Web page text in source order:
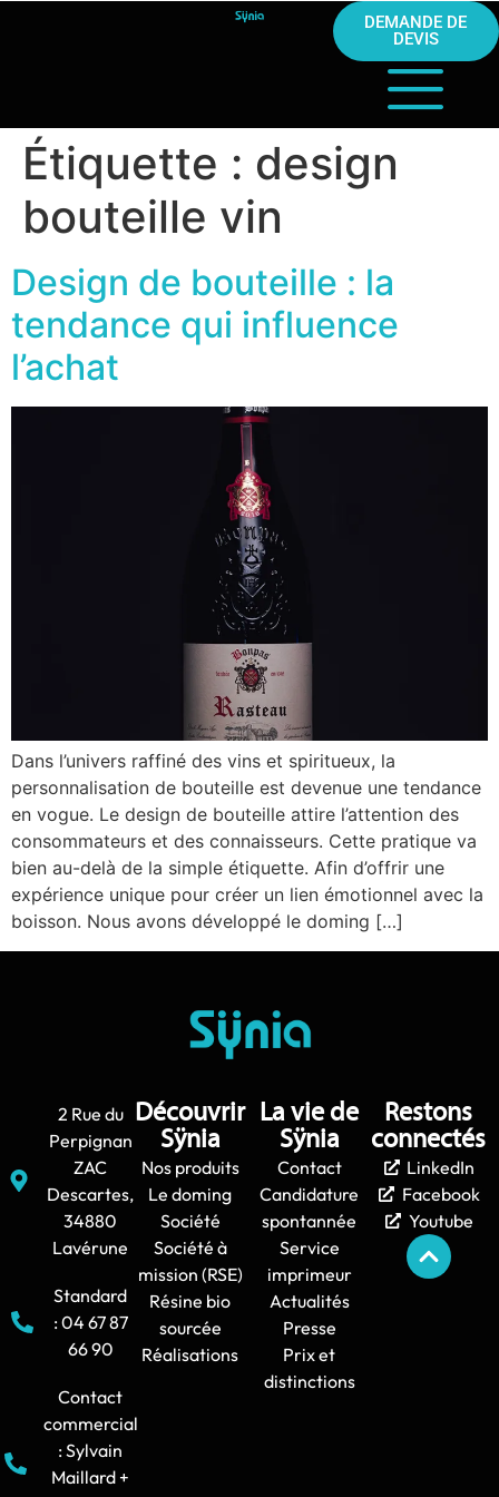
DEMANDE DE
DEVIS
Étiquette : design
bouteille vin
Design de bouteille : la
tendance qui influence
l’achat
Dans l’univers raffiné des vins et spiritueux, la
personnalisation de bouteille est devenue une tendance
en vogue. Le design de bouteille attire l’attention des
consommateurs et des connaisseurs. Cette pratique va
bien au-delà de la simple étiquette. Afin d’offrir une
expérience unique pour créer un lien émotionnel avec la
boisson. Nous avons développé le doming […]
2 Rue du
Perpignan
ZAC
Descartes,
34880
Lavérune
Standard
: 04 67 87
66 90
Contact
commercial
: Sylvain
Maillard +
Découvrir
Sÿnia
Nos produits
Le doming
Société
Société à
mission (RSE)
Résine bio
sourcée
Réalisations
La vie de
Sÿnia
Contact
Candidature
spontannée
Service
imprimeur
Actualités
Presse
Prix et
distinctions
Restons
connectés
LinkedIn
Facebook
Youtube